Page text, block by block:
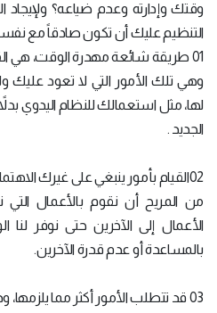
وقتك وإدارته وعدم ضياعه؟
التنظيم عليك أن تكون صادقاً مع
01 طريقة شائعة مهدرة الوقت، هي القيام بأمور لا يجب القيام بها أبداً:
وهي تلك الأمور التي لا تعود عليك
لها، مثل استعمالك للنظام اليدوي
الجديد .
02القيام بأمور ينبغي على غيرك الاهتمام بها:
من المريح أن نقوم بالأعمال
الأعمال إلى الآخرين حتى نوفر لنا
بالمساعدة أو عدم قدرة الآخرين.
03 قد تتطلب الأمور أكثر مما يلزمها، وذلك للأسباب التالية: